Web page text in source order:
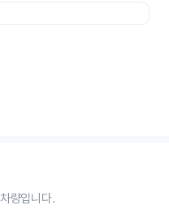
량입니다.